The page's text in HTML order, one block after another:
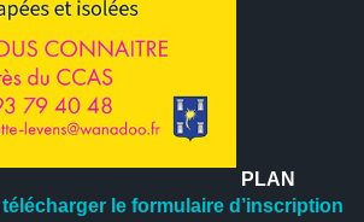
PLAN
télécharger le formulaire d’inscription